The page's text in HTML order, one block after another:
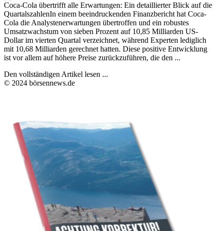
Coca-Cola übertrifft alle Erwartungen: Ein detaillierter Blick auf die
QuartalszahlenIn einem beeindruckenden Finanzbericht hat Coca-
Cola die Analystenerwartungen übertroffen und ein robustes
Umsatzwachstum von sieben Prozent auf 10,85 Milliarden US-
Dollar im vierten Quartal verzeichnet, während Experten lediglich
mit 10,68 Milliarden gerechnet hatten. Diese positive Entwicklung
ist vor allem auf höhere Preise zurückzuführen, die den ...
Den vollständigen Artikel lesen ...
© 2024 börsennews.de